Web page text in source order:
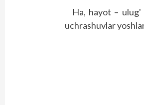
Ha, hayot – ulug'
uchrashuvlar